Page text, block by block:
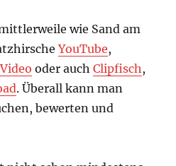
wie Sand am
YouTube,
oder auchClipfisch,
. Überall kann man
bewerten und